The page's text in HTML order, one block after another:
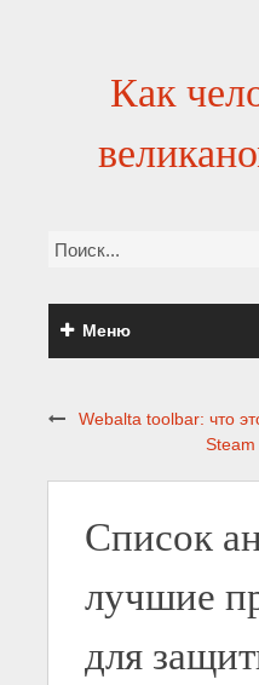
Как
Меню
Webalta toolbar: что
Steam
Список
лучшие
для